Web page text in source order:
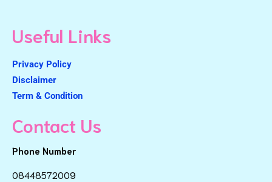
Useful Links
Privacy Policy
Disclaimer
Term & Condition
Contact Us
Phone Number
08448572009